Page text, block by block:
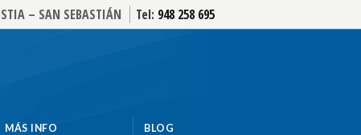
– SAN SEBASTIÁN Tel: 948 258 695
MÁS INFO BLOG